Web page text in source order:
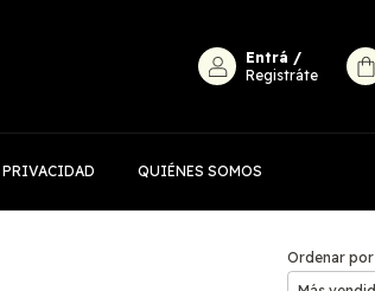
Entrá /
Registráte
QUIÉNES SOMOS
Ordenar por